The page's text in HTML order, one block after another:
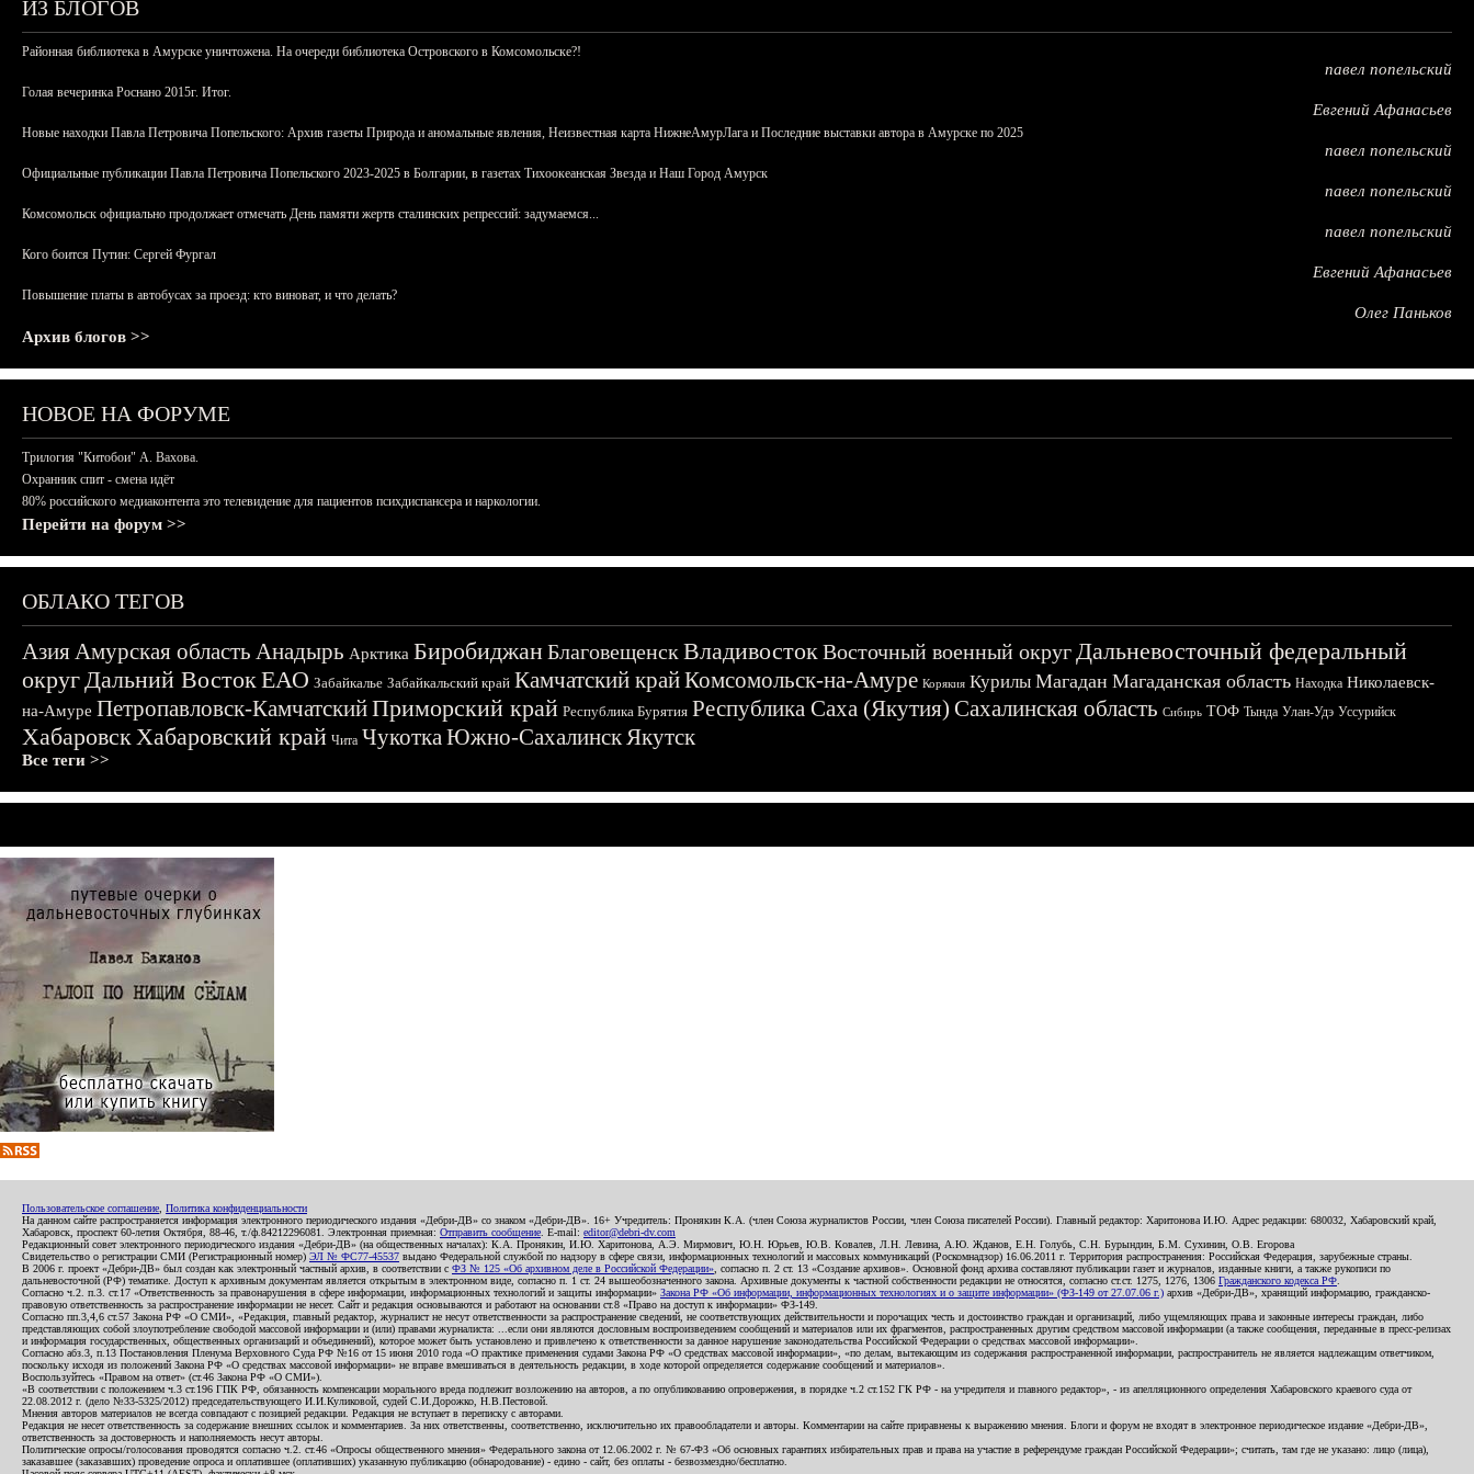
ИЗ БЛОГОВ
Районная библиотека в Амурске уничтожена. На очереди библиотека Островского в Комсомольске?!
павел попельский
Голая вечеринка Роснано 2015г. Итог.
Евгений Афанасьев
Новые находки Павла Петровича Попельского: Архив газеты Природа и аномальные явления, Неизвестная карта НижнеАмурЛага и Последние выставки автора в Амурске по 2025
павел попельский
Официальные публикации Павла Петровича Попельского 2023-2025 в Болгарии, в газетах Тихоокеанская Звезда и Наш Город Амурск
павел попельский
Комсомольск официально продолжает отмечать День памяти жертв сталинских репрессий: задумаемся...
павел попельский
Кого боится Путин: Сергей Фургал
Евгений Афанасьев
Повышение платы в автобусах за проезд: кто виноват, и что делать?
Олег Паньков
Архив блогов >>
НОВОЕ НА ФОРУМЕ
Трилогия "Китобои" А. Вахова.
Охранник спит - смена идёт
80% российского медиаконтента это телевидение для пациентов психдиспансера и наркологии.
Перейти на форум >>
ОБЛАКО ТЕГОВ
АзияАмурская область Анадырь Арктика БиробиджанБлаговещенскВладивостокВосточный военный округДальневосточный федеральный
округДальний ВостокЕАО Забайкалье Забайкальский край Камчатский крайКомсомольск-на-Амуре Корякия Курилы Магадан Магаданская область Находка Николаевск-
на-Амуре Петропавловск-КамчатскийПриморский край Республика Бурятия Республика Саха (Якутия) Сахалинская область Сибирь ТОФ Тында Улан-Удэ Уссурийск
ХабаровскХабаровский край Чита ЧукоткаЮжно-СахалинскЯкутск
Все теги >>
Пользовательское соглашение Политика конфиденциальности
На данном сайте распространяется информация электронного периодического издания «Дебри-ДВ» со знаком «Дебри-ДВ». 16+ Учредитель: Пронякин К.А. (член Союза журналистов России, член Союза писателей России). Главный редактор: Харитонова И.Ю. Адрес редакции: 680032, Хабаровский край,
Хабаровск, проспект 60-летия Октября, 88-46, т./ф.84212296081. Электронная приемная: Отправить сообщение . E-mail: editor@debri-dv.com
Редакционный совет электронного периодического издания «Дебри-ДВ» (на общественных началах): К.А. Пронякин, И.Ю. Харитонова, А.Э. Мирмович, Ю.Н. Юрьев, Ю.В. Ковалев, Л.Н. Левина, А.Ю. Жданов, Е.Н. Голубь, С.Н. Бурындин, Б.М. Сухинин, О.В. Егорова
Свидетельство о регистрации СМИ (Регистрационный номер) ЭЛ № ФС77-45537 выдано Федеральной службой по надзору в сфере связи, информационных технологий и массовых коммуникаций (Роскомнадзор) 16.06.2011 г. Территория распространения: Российская Федерация, зарубежные страны.
В 2006 г. проект «Дебри-ДВ» был создан как электронный частный архив, в соответствии с ФЗ № 125 «Об архивном деле в Российской Федерации» , согласно п. 2 ст. 13 «Создание архивов». Основной фонд архива составляют публикации газет и журналов, изданные книги, а также рукописи по
дальневосточной (РФ) тематике. Доступ к архивным документам является открытым в электронном виде, согласно п. 1 ст. 24 вышеобозначенного закона. Архивные документы к частной собственности редакции не относятся, согласно ст.ст. 1275, 1276, 1306 Гражданского кодекса РФ
Согласно ч.2. п.3. ст.17 «Ответственность за правонарушения в сфере информации, информационных технологий и защиты информации» Закона РФ «Об информации, информационных технологиях и о защите информации» (ФЗ-149 от 27.07.06 г.) архив «Дебри-ДВ», хранящий информацию, гражданско-
правовую ответственность за распространение информации не несет. Сайт и редакция основываются и работают на основании ст.8 «Право на доступ к информации» ФЗ-149.
Согласно пп.3,4,6 ст.57 Закона РФ «О СМИ», «Редакция, главный редактор, журналист не несут ответственности за распространение сведений, не соответствующих действительности и порочащих честь и достоинство граждан и организаций, либо ущемляющих права и законные интересы граждан, либо
представляющих собой злоупотребление свободой массовой информации и (или) правами журналиста: ...если они являются дословным воспроизведением сообщений и материалов или их фрагментов, распространенных другим средством массовой информации (а также сообщения, переданные в пресс-релизах
и информация государственных, общественных организаций и объединений), которое может быть установлено и привлечено к ответственности за данное нарушение законодательства Российской Федерации о средствах массовой информации».
Согласно абз.3, п.13 Постановления Пленума Верховного Суда РФ №16 от 15 июня 2010 года «О практике применения судами Закона РФ «О средствах массовой информации», «по делам, вытекающим из содержания распространенной информации, распространитель не является надлежащим ответчиком,
поскольку исходя из положений Закона РФ «О средствах массовой информации» не вправе вмешиваться в деятельность редакции, в ходе которой определяется содержание сообщений и материалов».
Воспользуйтесь «Правом на ответ» (ст.46 Закона РФ «О СМИ»).
«В соответствии с положением ч.3 ст.196 ГПК РФ, обязанность компенсации морального вреда подлежит возложению на авторов, а по опубликованию опровержения, в порядке ч.2 ст.152 ГК РФ - на учредителя и главного редактор», - из апелляционного определения Хабаровского краевого суда от
22.08.2012 г. (дело №33-5325/2012) председательствующего И.И.Куликовой, судей С.И.Дорожко, Н.В.Пестовой.
Мнения авторов материалов не всегда совпадают с позицией редакции. Редакция не вступает в переписку с авторами.
Редакция не несет ответственность за содержание внешних ссылок и комментариев. За них ответственны, соответственно, исключительно их правообладатели и авторы. Комментарии на сайте приравнены к выражению мнения. Блоги и форум не входят в электронное периодическое издание «Дебри-ДВ»,
ответственность за достоверность и наполняемость несут авторы.
Политические опросы/голосования проводятся согласно ч.2. ст.46 «Опросы общественного мнения» Федерального закона от 12.06.2002 г. № 67-ФЗ «Об основных гарантиях избирательных прав и права на участие в референдуме граждан Российской Федерации»; считать, там где не указано: лицо (лица),
заказавшее (заказавших) проведение опроса и оплатившее (оплативших) указанную публикацию (обнародование) - едино - сайт, без оплаты - безвозмездно/бесплатно.